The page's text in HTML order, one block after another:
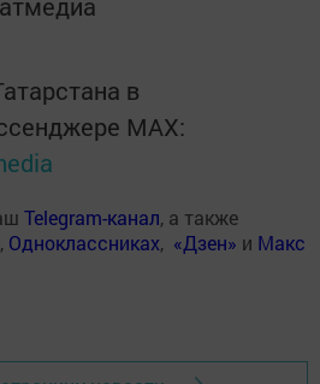
в
MАХ:
Telegram-канал, а также
, Одноклассниках, «Дзен» и Макс